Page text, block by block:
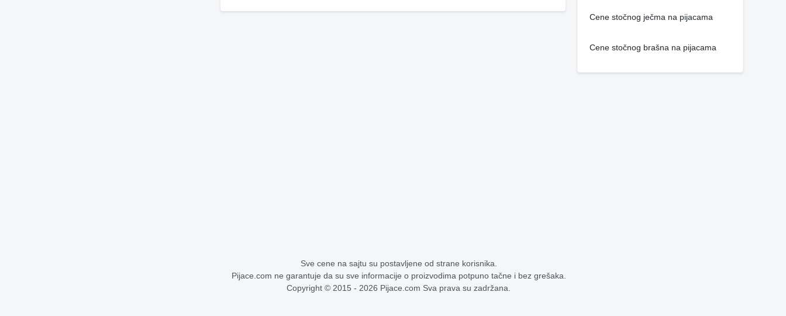
Cene stočnog ječma na pijacama
Cene stočnog brašna na pijacama
Sve cene na sajtu su postavljene od strane korisnika.
Pijace.com ne garantuje da su sve informacije o proizvodima potpuno tačne i bez grešaka.
Copyright © 2015 - 2026 Pijace.com Sva prava su zadržana.